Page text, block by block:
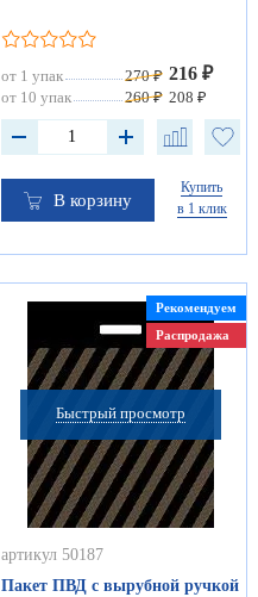
от 1 упак 270 ₽ 216 ₽
от 10 упак 260 ₽ 208 ₽
В корзину
Купить
в 1 клик
Быстрый просмотр
Рекомендуем
Распродажа
артикул 50187
Пакет ПВД с вырубной ручкой